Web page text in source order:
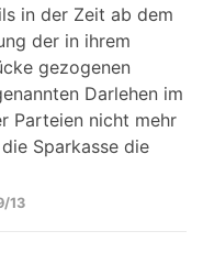
in der Zeit ab dem
der in ihrem
gezogenen
Darlehen im
Parteien nicht mehr
Sparkasse die
13